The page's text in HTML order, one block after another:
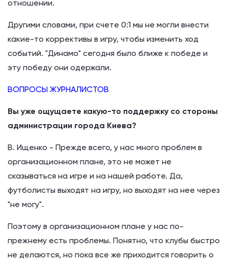
отношении.
Другими словами, при счете 0:1 мы не могли внести
какие-то коррективы в игру, чтобы изменить ход
событий. "Динамо" сегодня было ближе к победе и
эту победу они одержали.
ВОПРОСЫ ЖУРНАЛИСТОВ
Вы уже ощущаете какую-то поддержку со стороны
администрации города Киева?
В. Ищенко - Прежде всего, у нас много проблем в
организационном плане, это не может не
сказываться на игре и на нашей работе. Да,
футболисты выходят на игру, но выходят на нее через
"не могу".
Поэтому в организационном плане у нас по-
прежнему есть проблемы. Понятно, что клубы быстро
не делаются, но пока все же приходится говорить о